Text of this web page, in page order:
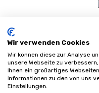
über die App
Wir verwenden Cookies
Wir können diese zur Analyse
unsere Webseite zu
Ihnen ein großartiges
Informationen zu den von uns
Einstellungen.